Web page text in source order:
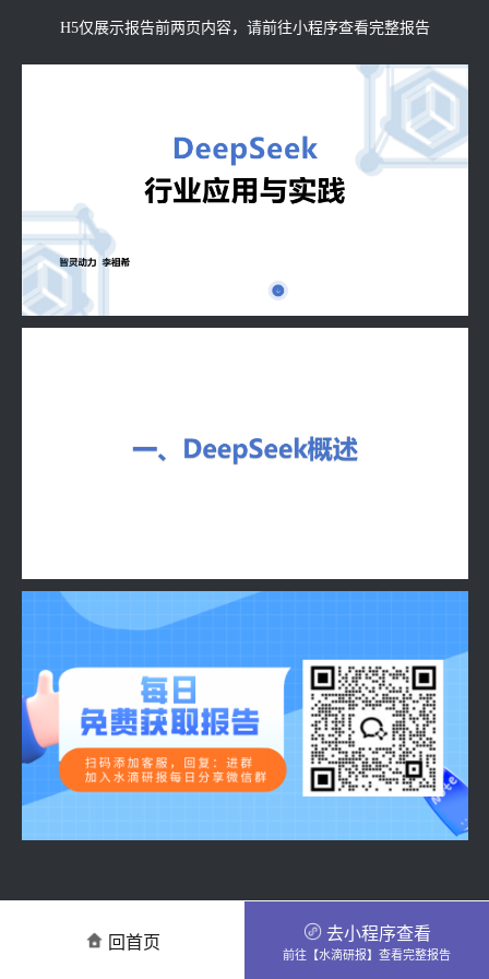
H5仅展示报告前两页内容，请前往小程序查看完整报告
回首页 去小程序查看
前往【水滴研报】查看完整报告